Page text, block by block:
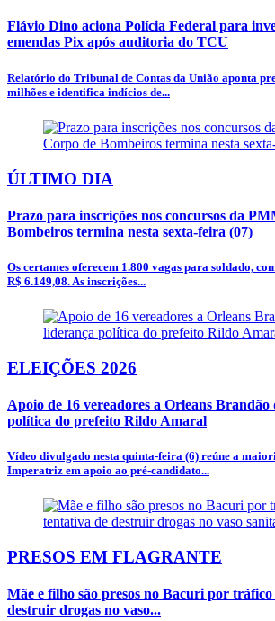
Flávio Dino aciona Polícia Federal para
emendas Pix após auditoria do TCU
Relatório do Tribunal de Contas da União aponta
milhões e identifica indícios de...
ÚLTIMO DIA
Prazo para inscrições nos concursos da
Bombeiros termina nesta sexta-feira (07)
Os certames oferecem 1.800 vagas para soldado,
R$ 6.149,08. As inscrições...
ELEIÇÕES 2026
Apoio de 16 vereadores a Orleans Brandão
política do prefeito Rildo Amaral
Vídeo divulgado nesta quinta-feira (6) reúne a
Imperatriz em apoio ao pré-candidato...
PRESOS EM FLAGRANTE
Mãe e filho são presos no Bacuri por
destruir drogas no vaso...